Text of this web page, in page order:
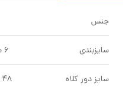
جنس
سایزبندی ۶ ماه تا ۲ سال (اندازه دور کلاه چک شود)
سایز دور کلاه